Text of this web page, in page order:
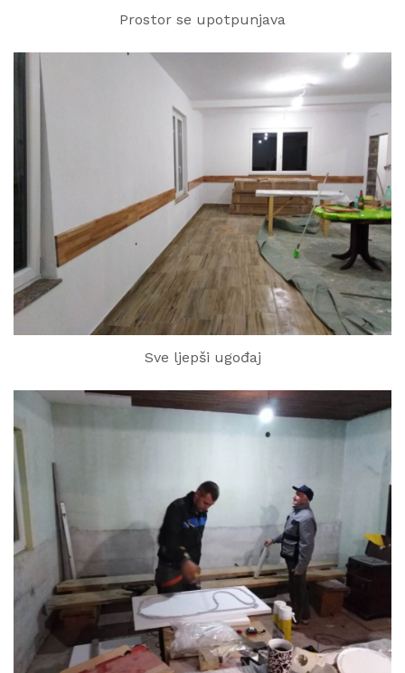
Prostor se upotpunjava
Sve ljepši ugođaj